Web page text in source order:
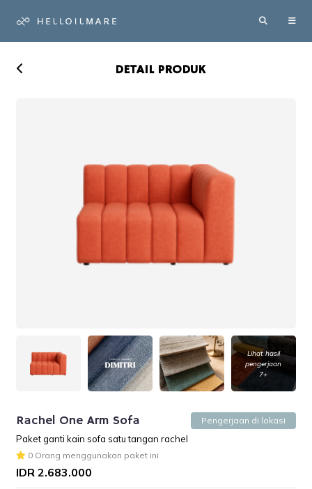
DETAIL PRODUK
Lihat hasil
pengerjaan
7+
Rachel One Arm Sofa Pengerjaan di lokasi
Paket ganti kain sofa satu tangan rachel
0 Orang menggunakan paket ini
IDR 2.683.000